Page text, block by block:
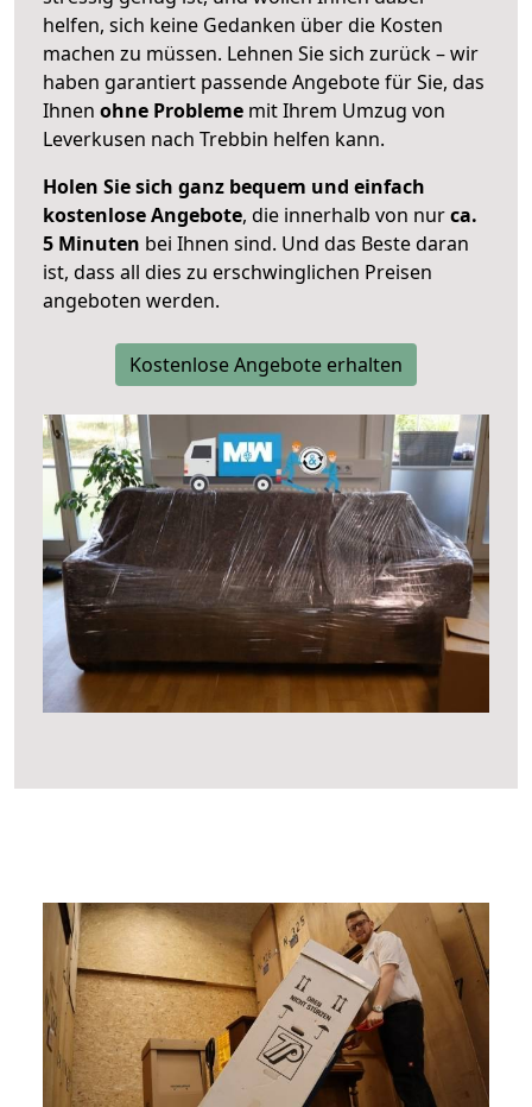
helfen, sich keine Gedanken über die Kosten
machen zu müssen. Lehnen Sie sich zurück – wir
haben garantiert passende Angebote für Sie, das
Ihnen ohne Probleme mit Ihrem Umzug von
Leverkusen nach Trebbin helfen kann.
Holen Sie sich ganz bequem und einfach
kostenlose Angebote, die innerhalb von nurca.
5 Minuten bei Ihnen sind. Und das Beste daran
ist, dass all dies zu erschwinglichen Preisen
angeboten werden.
Kostenlose Angebote erhalten